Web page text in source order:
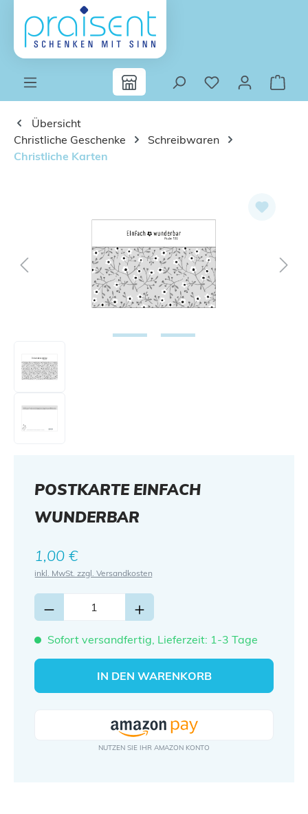
Zum Hauptinhalt springen
Übersicht
Christliche Geschenke
Schreibwaren
Christliche Karten
POSTKARTE EINFACH
WUNDERBAR
Regulärer Preis:
1,00 €
inkl. MwSt. zzgl. Versandkosten
Sofort versandfertig, Lieferzeit: 1-3 Tage
IN DEN WARENKORB